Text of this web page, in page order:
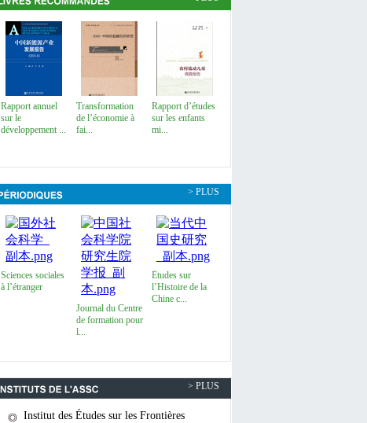
Rapport annuel
sur le
développement ...
Transformation
de l’économie à
fai...
Rapport d’études
sur les enfants
mi...
> PLUS
Sciences sociales
à l’étranger
Journal du Centre
de formation pour
l...
Études sur
l’Histoire de la
Chine c...
> PLUS
Institut des Études sur les Frontières